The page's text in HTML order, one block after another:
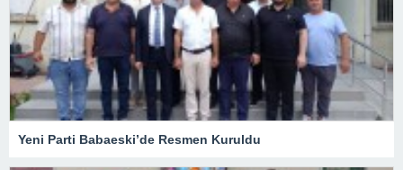
Yeni Parti Babaeski’de Resmen Kuruldu